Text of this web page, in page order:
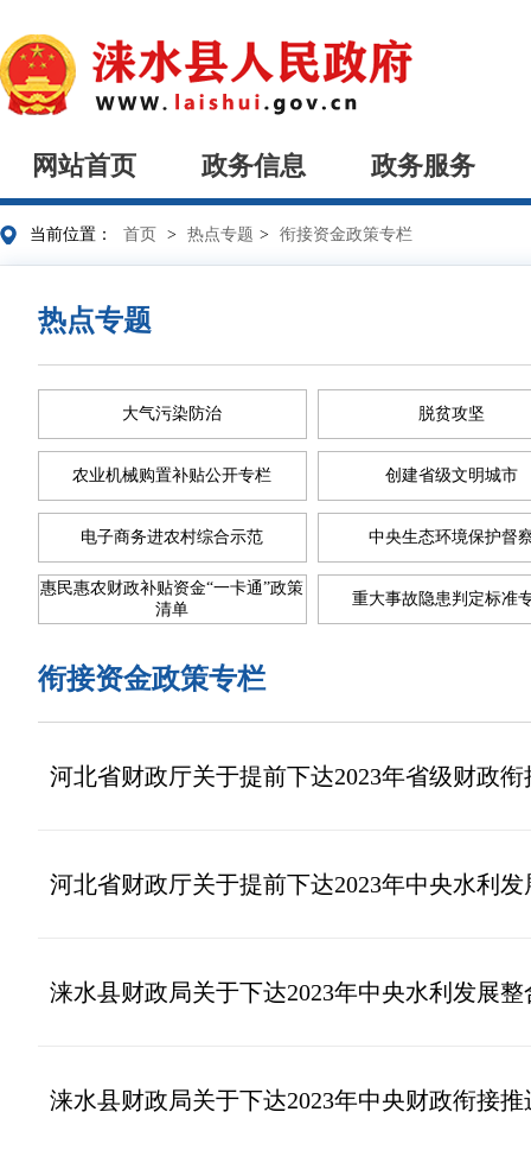
网站首页 政务信息 政务服务
当前位置： 首页 > 热点专题 > 衔接资金政策专栏
热点专题
大气污染防治 脱贫攻坚
农业机械购置补贴公开专栏 创建省级文明城市
电子商务进农村综合示范 中央生态环境保护督
惠民惠农财政补贴资金“一卡通”政策
清单
重大事故隐患判定标准
衔接资金政策专栏
河北省财政厅关于提前下达2023年省级财政
河北省财政厅关于提前下达2023年中央水利
涞水县财政局关于下达2023年中央水利发展
涞水县财政局关于下达2023年中央财政衔接